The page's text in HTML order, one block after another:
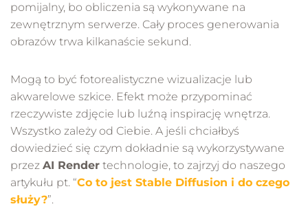
pomijalny, bo obliczenia są wykonywane na
zewnętrznym serwerze. Cały proces generowania
obrazów trwa kilkanaście sekund.
Mogą to być fotorealistyczne wizualizacje lub
akwarelowe szkice. Efekt może przypominać
rzeczywiste zdjęcie lub luźną inspirację wnętrza.
Wszystko zależy od Ciebie. A jeśli chciałbyś
dowiedzieć się czym dokładnie są wykorzystywane
przez AI Render technologie, to zajrzyj do naszego
artykułu pt. “Co to jest Stable Diffusion i do czego
służy?”.